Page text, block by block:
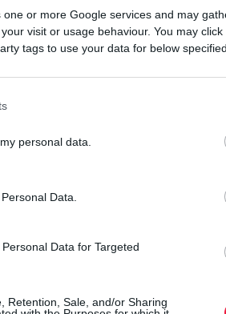
or more Google services and may
visit or usage behaviour. You may
tags to use your data for below
personal data.
Data.
Data for Targeted
Retention, Sale, and/or Sharing
Görögországban
munkahetet az ipari, a
is, hasonló okok miatt –
bérpótlékot
egy főre vetítve az Európai
érték. Az ország a